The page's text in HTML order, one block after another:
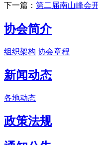
下一篇： 第二届南山峰会
协会简介
组织架构 协会章程
新闻动态
各地动态
政策法规